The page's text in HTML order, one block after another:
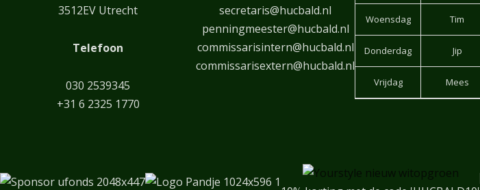
3512EV Utrecht
Telefoon
030 2539345
+31 6 2325 1770
secretaris@hucbald.nl
penningmeester@hucbald.nl
commissarisintern@hucbald.nl
commissarisextern@hucbald.nl
Woensdag Tim
Donderdag Jip
Vrijdag Mees